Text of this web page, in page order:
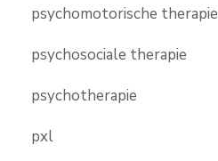
psychomotorische therapie
psychosociale therapie
psychotherapie
pxl